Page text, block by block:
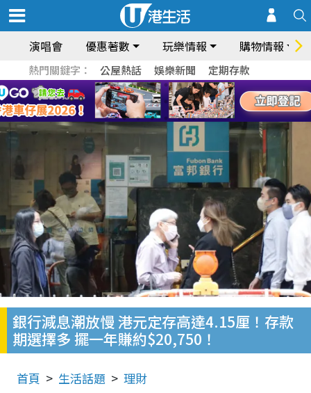
演唱會 優惠著數 玩樂情報 購物情報
熱門關鍵字： 公屋熱話 娛樂新聞 定期存款
銀行減息潮放慢 港元定存高達4.15厘！存款
期選擇多 擺一年賺約$20,750！
首頁 生活話題 理財